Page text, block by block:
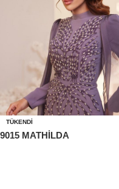
TÜKENDI
9015 MATHİLDA